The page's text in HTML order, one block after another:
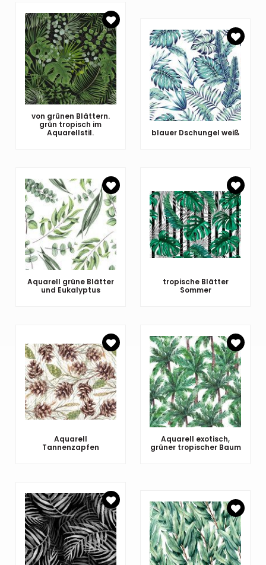
von grünen Blättern.
grün tropisch im
Aquarellstil.
blauer Dschungel weiß
Aquarell grüne Blätter
und Eukalyptus
tropische Blätter
Sommer
Aquarell
Tannenzapfen
Aquarell exotisch,
grüner tropischer Baum